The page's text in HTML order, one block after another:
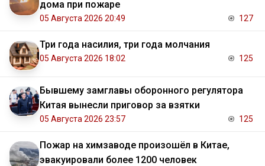
дома при пожаре
05 Августа 2026 20:49 127
Три года насилия, три года молчания
05 Августа 2026 18:02 125
Бывшему замглавы оборонного регулятора
Китая вынесли приговор за взятки
05 Августа 2026 23:57 125
Пожар на химзаводе произошёл в Китае,
эвакуировали более 1200 человек